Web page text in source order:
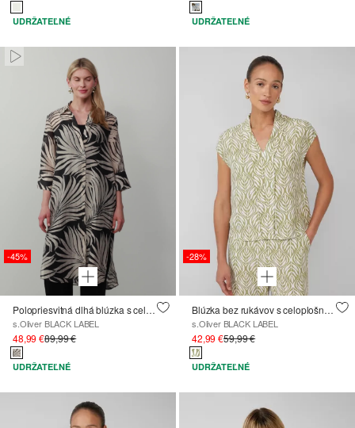
UDRŽATEĽNÉ UDRŽATEĽNÉ
Paused • Muted
-45%
Polopriesvitná dlhá blúzka s celoplošnou potlačou
s.Oliver BLACK LABEL
48,99 €89,99 €
UDRŽATEĽNÉ
-28%
Blúzka bez rukávov s celoplošnou potlačou
s.Oliver BLACK LABEL
42,99 €59,99 €
UDRŽATEĽNÉ